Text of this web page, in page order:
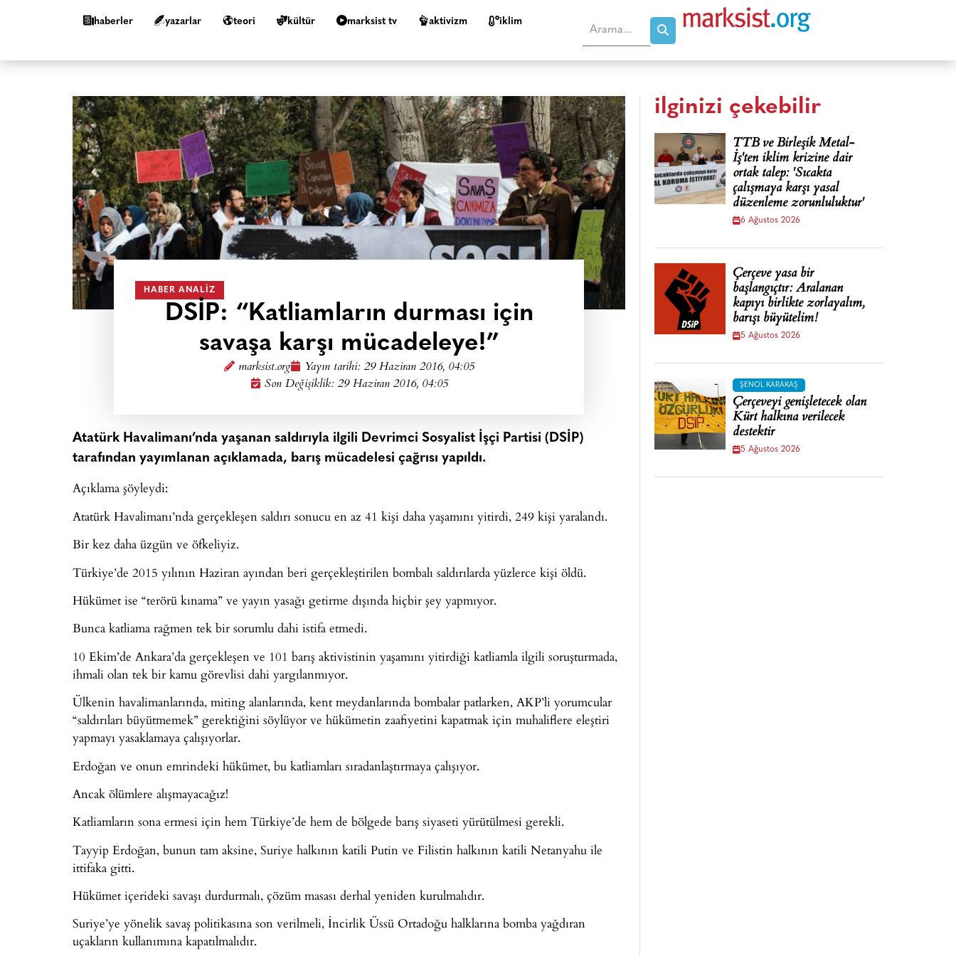
haberler yazarlar teori kültür marksist tv aktivizm i̇klim
HABER ANALIZ
DSİP: “Katliamların durması için
savaşa karşı mücadeleye!”
marksist.org Yayın tarihi: 29 Haziran 2016, 04:05
Son Değişiklik: 29 Haziran 2016, 04:05
Atatürk Havalimanı’nda yaşanan saldırıyla ilgili Devrimci Sosyalist İşçi Partisi (DSİP)
tarafından yayımlanan açıklamada, barış mücadelesi çağrısı yapıldı.
Açıklama şöyleydi:
Atatürk Havalimanı’nda gerçekleşen saldırı sonucu en az 41 kişi daha yaşamını yitirdi, 249 kişi yaralandı.
Bir kez daha üzgün ve öfkeliyiz.
Türkiye’de 2015 yılının Haziran ayından beri gerçekleştirilen bombalı saldırılarda yüzlerce kişi öldü.
Hükümet ise “terörü kınama” ve yayın yasağı getirme dışında hiçbir şey yapmıyor.
Bunca katliama rağmen tek bir sorumlu dahi istifa etmedi.
10 Ekim’de Ankara’da gerçekleşen ve 101 barış aktivistinin yaşamını yitirdiği katliamla ilgili soruşturmada,
ihmali olan tek bir kamu görevlisi dahi yargılanmıyor.
Ülkenin havalimanlarında, miting alanlarında, kent meydanlarında bombalar patlarken, AKP’li yorumcular
“saldırıları büyütmemek” gerektiğini söylüyor ve hükümetin zaafiyetini kapatmak için muhaliflere eleştiri
yapmayı yasaklamaya çalışıyorlar.
Erdoğan ve onun emrindeki hükümet, bu katliamları sıradanlaştırmaya çalışıyor.
Ancak ölümlere alışmayacağız!
Katliamların sona ermesi için hem Türkiye’de hem de bölgede barış siyaseti yürütülmesi gerekli.
Tayyip Erdoğan, bunun tam aksine, Suriye halkının katili Putin ve Filistin halkının katili Netanyahu ile
ittifaka gitti.
Hükümet içerideki savaşı durdurmalı, çözüm masası derhal yeniden kurulmalıdır.
Suriye’ye yönelik savaş politikasına son verilmeli, İncirlik Üssü Ortadoğu halklarına bomba yağdıran
uçakların kullanımına kapatılmalıdır.
ilginizi çekebilir
TTB ve Birleşik Metal-
İş'ten iklim krizine dair
ortak talep: 'Sıcakta
çalışmaya karşı yasal
düzenleme zorunluluktur'
6 Ağustos 2026
Çerçeve yasa bir
başlangıçtır: Aralanan
kapıyı birlikte zorlayalım,
barışı büyütelim!
5 Ağustos 2026
ŞENOL KARAKAŞ
Çerçeveyi genişletecek olan
Kürt halkına verilecek
destektir
5 Ağustos 2026